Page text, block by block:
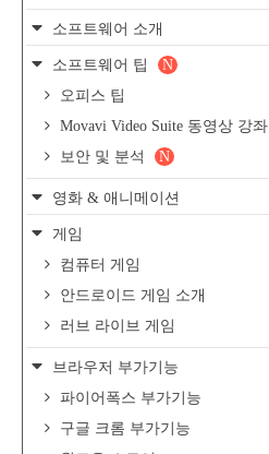
소프트웨어 소개
소프트웨어 팁
N
오피스 팁
Movavi Video Suite 동영상 강좌
보안 및 분석
N
영화 & 애니메이션
게임
컴퓨터 게임
안드로이드 게임 소개
러브 라이브 게임
브라우저 부가기능
파이어폭스 부가기능
구글 크롬 부가기능